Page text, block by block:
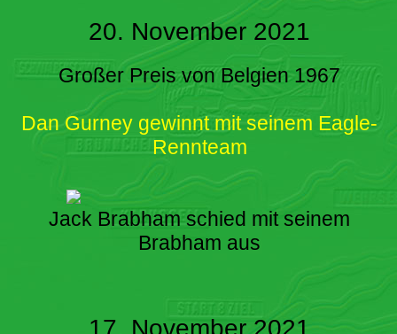
20. November 2021
Großer Preis von Belgien 1967
Dan Gurney gewinnt mit seinem Eagle-
Rennteam
Jack Brabham schied mit seinem
Brabham aus
17. November 2021